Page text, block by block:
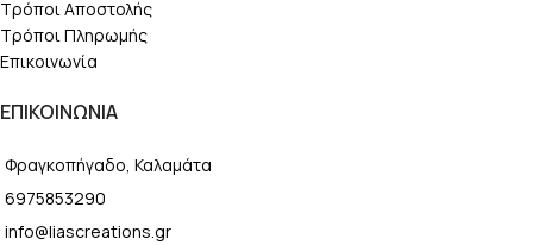
Τρόποι Αποστολής
Τρόποι Πληρωμής
Επικοινωνία
ΕΠΙΚΟΙΝΩΝΙΑ
Φραγκοπήγαδο, Καλαμάτα
6975853290
info@liascreations.gr